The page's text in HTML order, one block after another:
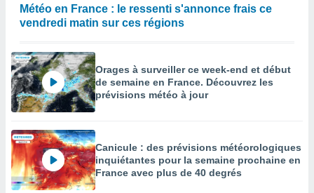
Météo en France : le ressenti s'annonce frais ce
vendredi matin sur ces régions
Orages à surveiller ce week-end et début
de semaine en France. Découvrez les
prévisions météo à jour
Canicule : des prévisions météorologiques
inquiétantes pour la semaine prochaine en
France avec plus de 40 degrés